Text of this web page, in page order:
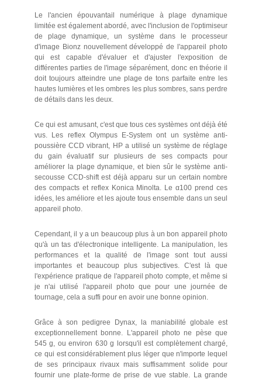
Le l'ancien épouvantail numérique à plage dynamique
limitée est également abordé, avec l'inclusion de l'optimiseur
de plage dynamique, un système dans le processeur
d'image Bionz nouvellement développé de l'appareil photo
qui est capable d'évaluer et d'ajuster l'exposition de
différentes parties de l'image séparément, donc en théorie il
doit toujours atteindre une plage de tons parfaite entre les
hautes lumières et les ombres les plus sombres, sans perdre
de détails dans les deux.
Ce qui est amusant, c'est que tous ces systèmes ont déjà été
vus. Les reflex Olympus E-System ont un système anti-
poussière CCD vibrant, HP a utilisé un système de réglage
du gain évaluatif sur plusieurs de ses compacts pour
améliorer la plage dynamique, et bien sûr le système anti-
secousse CCD-shift est déjà apparu sur un certain nombre
des compacts et reflex Konica Minolta. Le α100 prend ces
idées, les améliore et les ajoute tous ensemble dans un seul
appareil photo.
Cependant, il y a un beaucoup plus à un bon appareil photo
qu'à un tas d'électronique intelligente. La manipulation, les
performances et la qualité de l'image sont tout aussi
importantes et beaucoup plus subjectives. C'est là que
l'expérience pratique de l'appareil photo compte, et même si
je n'ai utilisé l'appareil photo que pour une journée de
tournage, cela a suffi pour en avoir une bonne opinion.
Grâce à son pedigree Dynax, la maniabilité globale est
exceptionnellement bonne. L'appareil photo ne pèse que
545 g, ou environ 630 g lorsqu'il est complètement chargé,
ce qui est considérablement plus léger que n'importe lequel
de ses principaux rivaux mais suffisamment solide pour
fournir une plate-forme de prise de vue stable. La grande